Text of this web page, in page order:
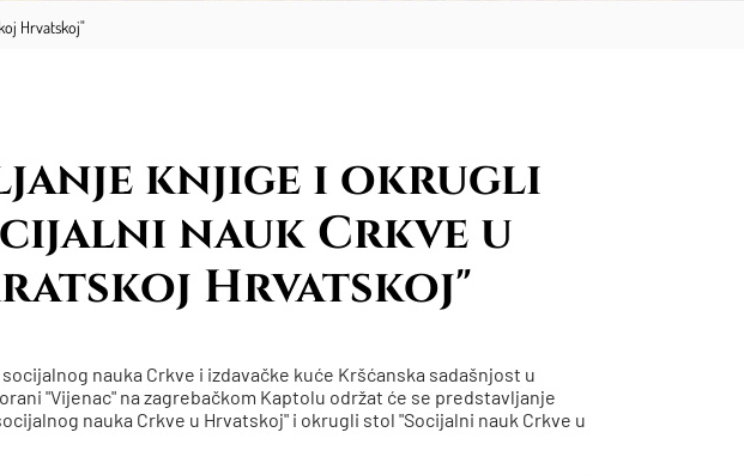
Hrvatskoj"
knjige i okrugli
nauk Crkve u
Hrvatskoj"
nauka Crkve i izdavačke kuće Kršćanska sadašnjost u
"Vijenac" na zagrebačkom Kaptolu održat će se predstavljanje
nauka Crkve u Hrvatskoj" i okrugli stol "Socijalni nauk Crkve u